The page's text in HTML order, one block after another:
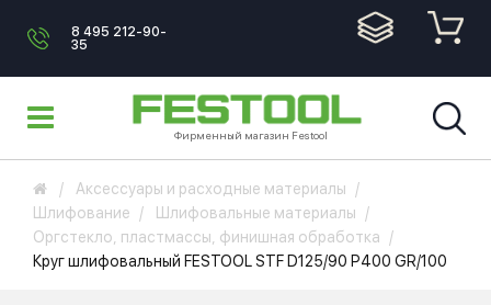
8 495 212-90-
35
Фирменный магазин Festool
Аксессуары и расходные материалы
Шлифование
Шлифовальные материалы
Оргстекло, пластмассы, финишная обработка
Круг шлифовальный FESTOOL STF D125/90 P400 GR/100